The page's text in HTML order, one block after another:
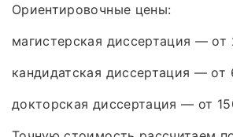
Ориентировочные цены:
магистерская диссертация — от
кандидатская диссертация — от
докторская диссертация — от